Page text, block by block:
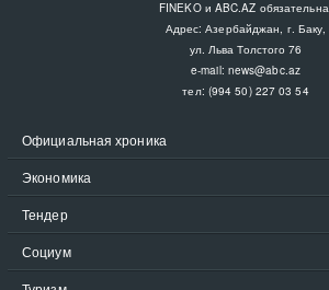
FINEKO и ABC.AZ обязательна.
Адрес: Азербайджан, г. Баку,
ул. Льва Толстого 76
e-mail: news@abc.az
тел: (994 50) 227 03 54
Официальная хроника
Экономика
Тендер
Социум